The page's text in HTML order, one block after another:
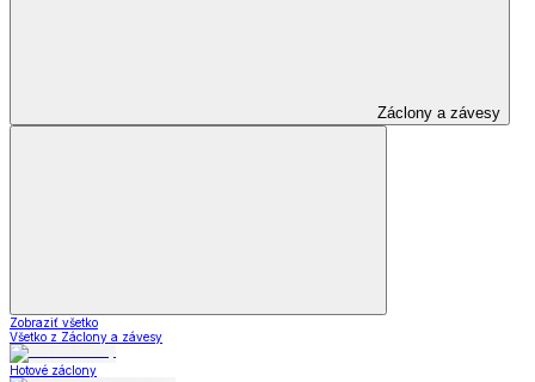
Záclony a závesy
Zobraziť všetko
Všetko z Záclony a závesy
Hotové záclony